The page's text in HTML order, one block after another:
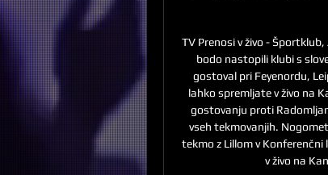
TV Prenosi v živo -
bodo nastopili klubi s
gostoval pri Feyenordu,
lahko spremljate v živo na
gostovanju proti
vseh tekmovanjih.
tekmo z Lillom v
v živo na